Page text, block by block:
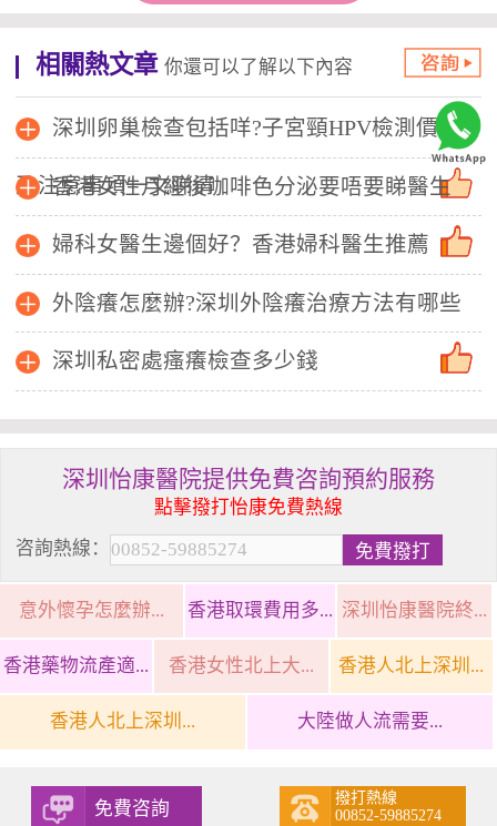
相關熱文章 你還可以了解以下內容
深圳卵巢檢查包括咩?子宮頸HPV檢測價錢
及注意事項一文睇清
香港女性月經後咖啡色分泌要唔要睇醫生
婦科女醫生邊個好？香港婦科醫生推薦
外陰癢怎麼辦?深圳外陰癢治療方法有哪些
深圳私密處瘙癢檢查多少錢
深圳怡康醫院提供免費咨詢預約服務
點擊撥打怡康免費熱線
咨詢熱線：
意外懷孕怎麼辦... 香港取環費用多... 深圳怡康醫院終...
香港藥物流產適... 香港女性北上大... 香港人北上深圳...
香港人北上深圳... 大陸做人流需要...
免費咨詢
撥打熱線
00852-59885274